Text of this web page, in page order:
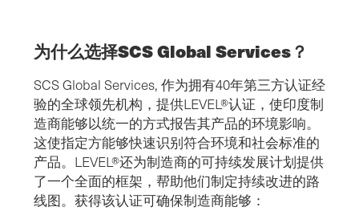
为什么选择SCS Global Services？
SCS Global Services, 作为拥有40年第三方认证经
验的全球领先机构，提供LEVEL®认证，使印度制
造商能够以统一的方式报告其产品的环境影响。
这使指定方能够快速识别符合环境和社会标准的
产品。LEVEL®还为制造商的可持续发展计划提供
了一个全面的框架，帮助他们制定持续改进的路
线图。获得该认证可确保制造商能够：